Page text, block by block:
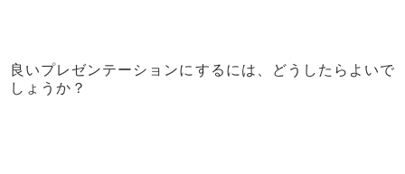
良いプレゼンテーションにするには、どうしたらよいで
しょうか？